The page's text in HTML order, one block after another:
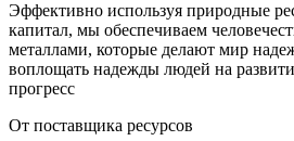
Эффективно используя природные
капитал, мы обеспечиваем
металлами, которые делают мир
воплощать надежды людей на
прогресс
От поставщика ресурсов